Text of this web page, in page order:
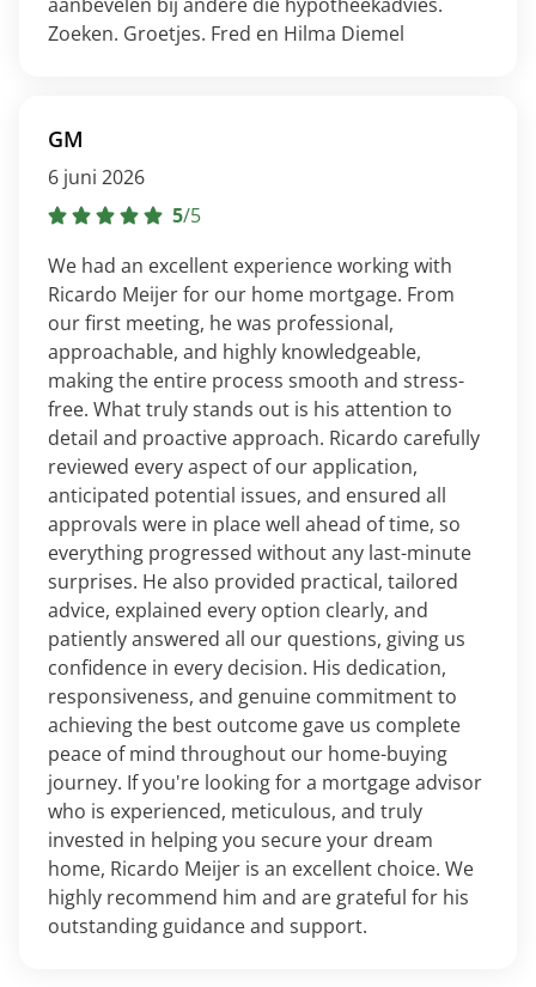
Zoeken. Groetjes. Fred en Hilma Diemel
GM
6 juni 2026
5/5
We had an excellent experience working with
Ricardo Meijer for our home mortgage. From
our first meeting, he was professional,
approachable, and highly knowledgeable,
making the entire process smooth and stress-
free. What truly stands out is his attention to
detail and proactive approach. Ricardo carefully
reviewed every aspect of our application,
anticipated potential issues, and ensured all
approvals were in place well ahead of time, so
everything progressed without any last-minute
surprises. He also provided practical, tailored
advice, explained every option clearly, and
patiently answered all our questions, giving us
confidence in every decision. His dedication,
responsiveness, and genuine commitment to
achieving the best outcome gave us complete
peace of mind throughout our home-buying
journey. If you're looking for a mortgage advisor
who is experienced, meticulous, and truly
invested in helping you secure your dream
home, Ricardo Meijer is an excellent choice. We
highly recommend him and are grateful for his
outstanding guidance and support.